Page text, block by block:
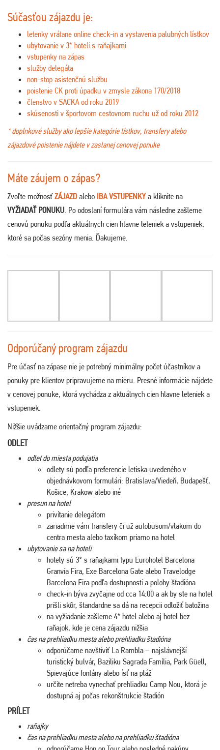
Súčasťou zájazdu je:
letenky vrátane online check-in a vystavenia palubných lístkov
ubytovanie v 3* hoteli s raňajkami
vstupenky na zápas
služby delegáta
non-stop asistenčnú službu
poistenie CK proti úpadku v zmysle zákona 170/2018
členstvo v SACKA od roku 2019
skúsenosti v športovom cestovnom ruchu už od roku 2012
* doplnkové služby ako lepšie kategórie lístkov, transfery alebo
zájazdové poistenie nájdete v zaslanej cenovej ponuke
Máte záujem o zápas?
Zvoľte možnosťZÁJAZD alebo IBA VSTUPENKY a kliknite na
VYŽIADAŤ PONUKU. Po odoslaní formulára vám následne zašleme
cenovú ponuku podľa aktuálnych cien hlavne leteniek a vstupeniek,
ktoré sa počas sezóny menia. Ďakujeme.
Odporúčaný program zájazdu
Pre účasť na zápase nie je potrebný minimálny počet účastníkov a
ponuky pre klientov pripravujeme na mieru. Presné informácie nájdete
v cenovej ponuke, ktorá vychádza z aktuálnych cien hlavne leteniek a
vstupeniek.
Nižšie uvádzame orientačný program zájazdu:
ODLET
odlet do miesta podujatia
odlety sú podľa preferencie letiska uvedeného v
objednávkovom formulári: Bratislava/Viedeň, Budapešť,
Košice, Krakow alebo iné
presun na hotel
privítanie delegátom
zariadime vám transfery či už autobusom/vlakom do
centra mesta alebo taxíkom priamo na hotel
ubytovanie sa na hoteli
hotely sú 3* s raňajkami typu Eurohotel Barcelona
Granvia Fira, Exe Barcelona Gate alebo Travelodge
Barcelona Fira podľa dostupnosti a polohy štadióna
check-in býva zvyčajne od cca 14:00 a ak by ste na hotel
prišli skôr, štandardne sa dá na recepcii odložiť batožina
na vyžiadanie zašleme 4* hotel alebo aj hotel bez
raňajok, kde je cena zájazdu nižšia
čas na prehliadku mesta alebo prehliadku štadióna
odporúčame navštíviť La Rambla – najslávnejší
turistický bulvár, Baziliku Sagrada Família, Park Güell,
Spievajúce fontány alebo ísť na pláž
určite netreba vynechať prehliadku Camp Nou, ktorá je
dostupná aj počas rekonštrukcie štadión
PRÍLET
raňajky
čas na prehliadku mesta alebo na prehliadku štadióna